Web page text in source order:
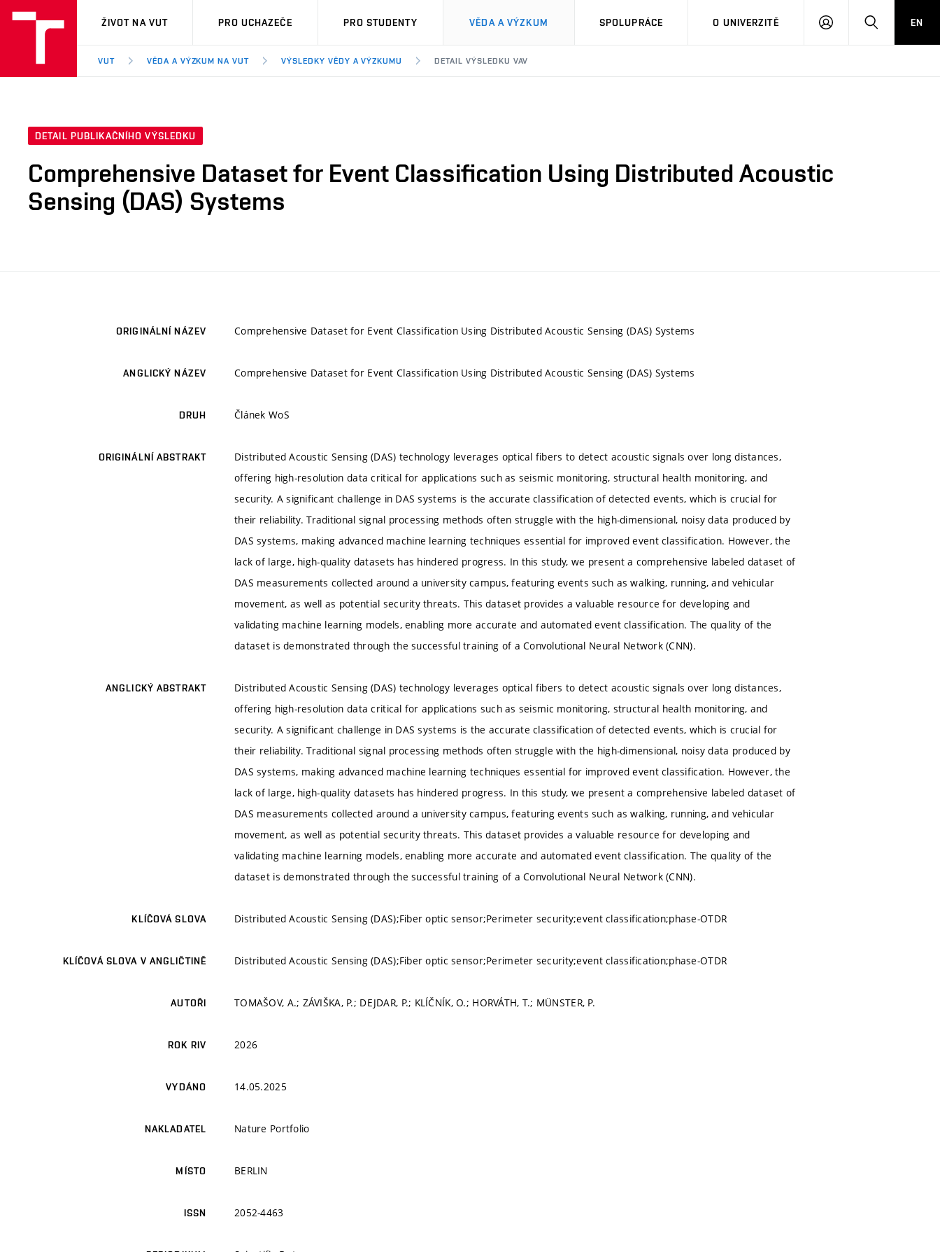
VUT
ŽIVOT NA VUT PRO UCHAZEČE PRO STUDENTY VĚDA A VÝZKUM SPOLUPRÁCE O UNIVERZITĚ
PŘIHLÁSIT HLEDATEN
VUT VĚDA A VÝZKUM NA VUT VÝSLEDKY VĚDY A VÝZKUMU DETAIL VÝSLEDKU VAV
DETAIL PUBLIKAČNÍHO VÝSLEDKU
Comprehensive Dataset for Event Classification Using Distributed Acoustic
Sensing (DAS) Systems
ORIGINÁLNÍ NÁZEV Comprehensive Dataset for Event Classification Using Distributed Acoustic Sensing (DAS) Systems
ANGLICKÝ NÁZEV Comprehensive Dataset for Event Classification Using Distributed Acoustic Sensing (DAS) Systems
DRUH Článek WoS
ORIGINÁLNÍ ABSTRAKT
Distributed Acoustic Sensing (DAS) technology leverages optical fibers to detect acoustic signals over long distances,
offering high-resolution data critical for applications such as seismic monitoring, structural health monitoring, and
security. A significant challenge in DAS systems is the accurate classification of detected events, which is crucial for
their reliability. Traditional signal processing methods often struggle with the high-dimensional, noisy data produced by
DAS systems, making advanced machine learning techniques essential for improved event classification. However, the
lack of large, high-quality datasets has hindered progress. In this study, we present a comprehensive labeled dataset of
DAS measurements collected around a university campus, featuring events such as walking, running, and vehicular
movement, as well as potential security threats. This dataset provides a valuable resource for developing and
validating machine learning models, enabling more accurate and automated event classification. The quality of the
dataset is demonstrated through the successful training of a Convolutional Neural Network (CNN).
ANGLICKÝ ABSTRAKT
Distributed Acoustic Sensing (DAS) technology leverages optical fibers to detect acoustic signals over long distances,
offering high-resolution data critical for applications such as seismic monitoring, structural health monitoring, and
security. A significant challenge in DAS systems is the accurate classification of detected events, which is crucial for
their reliability. Traditional signal processing methods often struggle with the high-dimensional, noisy data produced by
DAS systems, making advanced machine learning techniques essential for improved event classification. However, the
lack of large, high-quality datasets has hindered progress. In this study, we present a comprehensive labeled dataset of
DAS measurements collected around a university campus, featuring events such as walking, running, and vehicular
movement, as well as potential security threats. This dataset provides a valuable resource for developing and
validating machine learning models, enabling more accurate and automated event classification. The quality of the
dataset is demonstrated through the successful training of a Convolutional Neural Network (CNN).
KLÍČOVÁ SLOVA Distributed Acoustic Sensing (DAS);Fiber optic sensor;Perimeter security;event classification;phase-OTDR
KLÍČOVÁ SLOVA V ANGLIČTINĚ Distributed Acoustic Sensing (DAS);Fiber optic sensor;Perimeter security;event classification;phase-OTDR
AUTOŘI TOMAŠOV, A.; ZÁVIŠKA, P.; DEJDAR, P.; KLÍČNÍK, O.; HORVÁTH, T.; MÜNSTER, P.
ROK RIV 2026
VYDÁNO 14.05.2025
NAKLADATEL Nature Portfolio
MÍSTO BERLIN
ISSN 2052-4463